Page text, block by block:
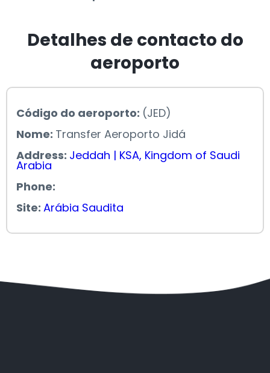
Detalhes de contacto do
aeroporto
Código do aeroporto: (JED)
Nome: Transfer Aeroporto Jidá
Address: Jeddah | KSA, Kingdom of Saudi
Arabia
Phone:
Site: Arábia Saudita